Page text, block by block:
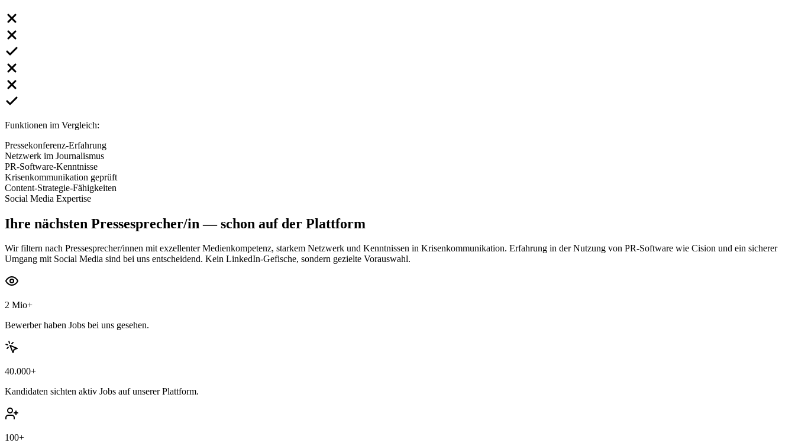
Funktionen im Vergleich:
Pressekonferenz-Erfahrung
Netzwerk im Journalismus
PR-Software-Kenntnisse
Krisenkommunikation geprüft
Content-Strategie-Fähigkeiten
Social Media Expertise
Ihre nächsten Pressesprecher/in — schon auf der Plattform
Wir filtern nach Pressesprecher/innen mit exzellenter Medienkompetenz, starkem Netzwerk und Kenntnissen in Krisenkommunikation. Erfahrung in der Nutzung von PR-Software wie Cision und ein sicherer
Umgang mit Social Media sind bei uns entscheidend. Kein LinkedIn-Gefische, sondern gezielte Vorauswahl.
2 Mio+
Bewerber haben Jobs bei uns gesehen.
40.000+
Kandidaten sichten aktiv Jobs auf unserer Plattform.
100+